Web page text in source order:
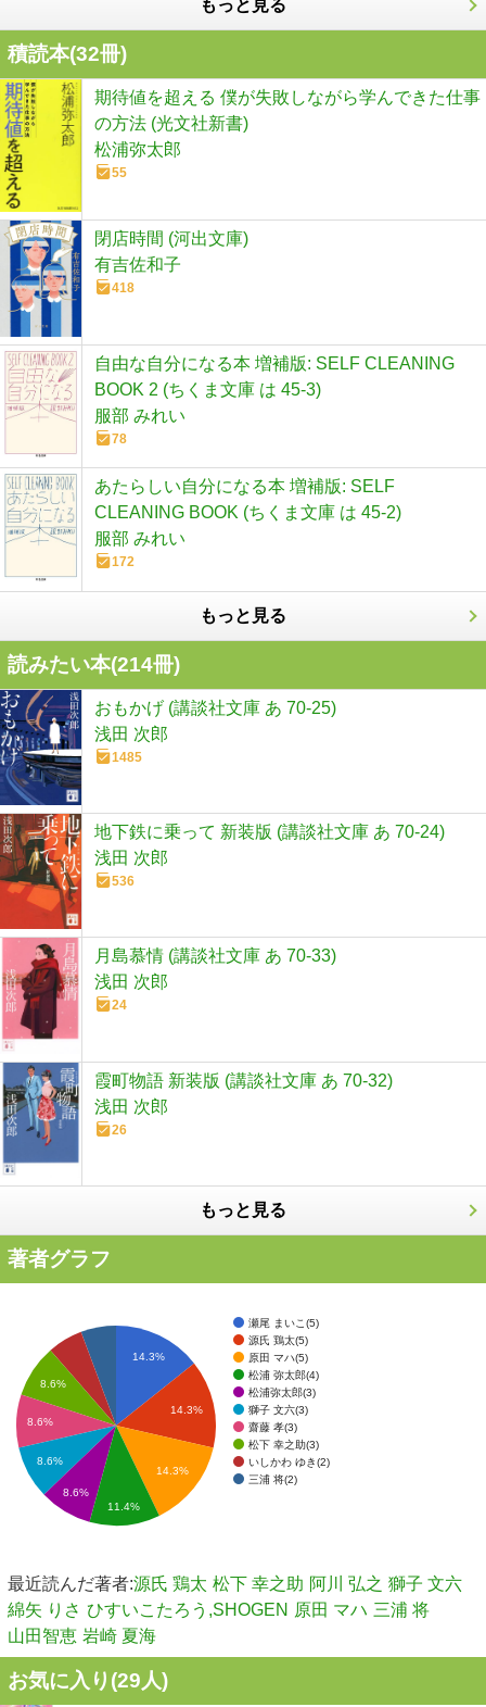
もっと見る
積読本(32冊)
期待値を超える 僕が失敗しながら学んできた仕事
の方法 (光文社新書)
松浦弥太郎
55
閉店時間 (河出文庫)
有吉佐和子
418
自由な自分になる本 増補版: SELF CLEANING
BOOK 2 (ちくま文庫 は 45-3)
服部 みれい
78
あたらしい自分になる本 増補版: SELF
CLEANING BOOK (ちくま文庫 は 45-2)
服部 みれい
172
もっと見る
読みたい本(214冊)
おもかげ (講談社文庫 あ 70-25)
浅田 次郎
1485
地下鉄に乗って 新装版 (講談社文庫 あ 70-24)
浅田 次郎
536
月島慕情 (講談社文庫 あ 70-33)
浅田 次郎
24
霞町物語 新装版 (講談社文庫 あ 70-32)
浅田 次郎
26
もっと見る
著者グラフ
瀬尾 まいこ(5)
源氏 鶏太(5)
原田 マハ(5)
松浦 弥太郎(4)
松浦弥太郎(3)
獅子 文六(3)
齋藤 孝(3)
松下 幸之助(3)
いしかわ ゆき(2)
三浦 将(2)
14.3%
14.3%
14.3%
8.6%
8.6%
8.6%
8.6%
11.4%
最近読んだ著者:源氏 鶏太 松下 幸之助 阿川 弘之 獅子 文六
綿矢 りさ ひすいこたろう,SHOGEN 原田 マハ 三浦 将
山田智恵 岩崎 夏海
お気に入り(29人)